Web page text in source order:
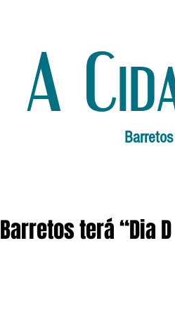
A
Barretos terá “Dia